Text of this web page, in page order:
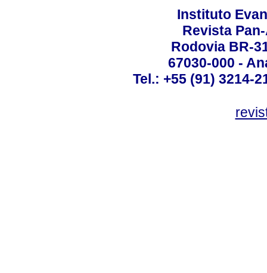
Instituto
Revista
Rodovia BR-
67030-000 -
Tel.: +55 (91) 3214-